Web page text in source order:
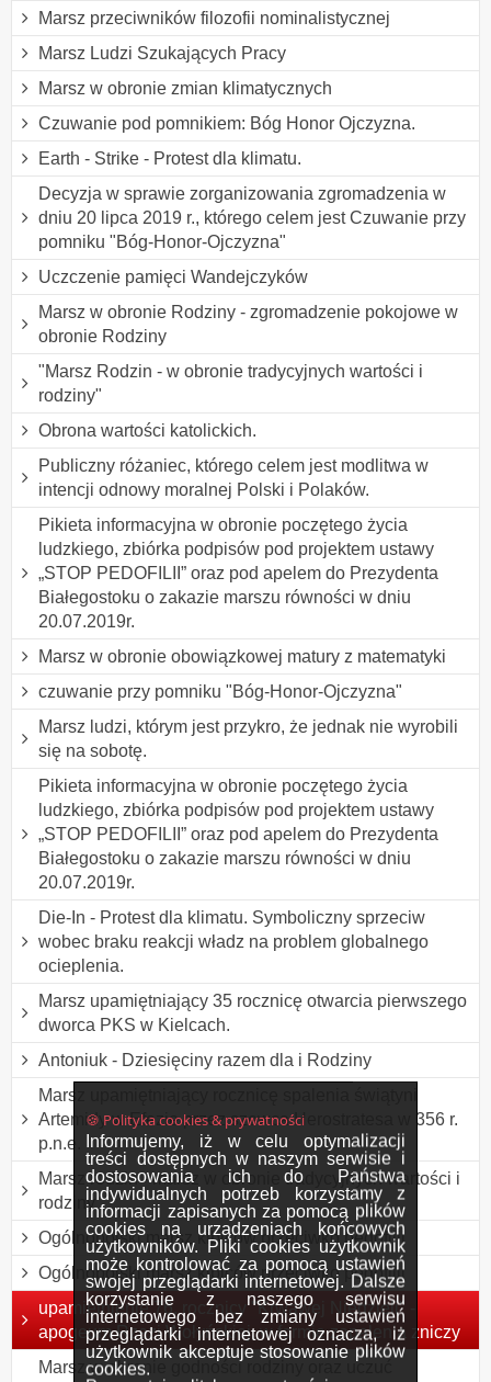
🍪 Polityka cookies & prywatności
Informujemy, iż w celu optymalizacji
treści dostępnych w naszym serwisie i
dostosowania ich do Państwa
indywidualnych potrzeb korzystamy z
informacji zapisanych za pomocą plików
cookies na urządzeniach końcowych
użytkowników. Pliki cookies użytkownik
może kontrolować za pomocą ustawień
swojej przeglądarki internetowej. Dalsze
korzystanie z naszego serwisu
internetowego bez zmiany ustawień
przeglądarki internetowej oznacza, iż
użytkownik akceptuje stosowanie plików
cookies.
Marsz przeciwników filozofii nominalistycznej
Marsz Ludzi Szukających Pracy
Marsz w obronie zmian klimatycznych
Czuwanie pod pomnikiem: Bóg Honor Ojczyzna.
Earth - Strike - Protest dla klimatu.
Decyzja w sprawie zorganizowania zgromadzenia w
dniu 20 lipca 2019 r., którego celem jest Czuwanie przy
pomniku "Bóg-Honor-Ojczyzna"
Uczczenie pamięci Wandejczyków
Marsz w obronie Rodziny - zgromadzenie pokojowe w
obronie Rodziny
"Marsz Rodzin - w obronie tradycyjnych wartości i
rodziny"
Obrona wartości katolickich.
Publiczny różaniec, którego celem jest modlitwa w
intencji odnowy moralnej Polski i Polaków.
Pikieta informacyjna w obronie poczętego życia
ludzkiego, zbiórka podpisów pod projektem ustawy
„STOP PEDOFILII” oraz pod apelem do Prezydenta
Białegostoku o zakazie marszu równości w dniu
20.07.2019r.
Marsz w obronie obowiązkowej matury z matematyki
czuwanie przy pomniku "Bóg-Honor-Ojczyzna"
Marsz ludzi, którym jest przykro, że jednak nie wyrobili
się na sobotę.
Pikieta informacyjna w obronie poczętego życia
ludzkiego, zbiórka podpisów pod projektem ustawy
„STOP PEDOFILII” oraz pod apelem do Prezydenta
Białegostoku o zakazie marszu równości w dniu
20.07.2019r.
Die-In - Protest dla klimatu. Symboliczny sprzeciw
wobec braku reakcji władz na problem globalnego
ocieplenia.
Marsz upamiętniający 35 rocznicę otwarcia pierwszego
dworca PKS w Kielcach.
Antoniuk - Dziesięciny razem dla i Rodziny
Marsz upamiętniający rocznicę spalenia świątyni
Artemidy w Efezie przez szewca Herostratesa w 356 r.
p.n.e.
Marsz rodzin - marsz w obronie tradycyjnych wartości i
rodziny
Ogólnopolski marsz kibiców przeciwko pedofilii
Ogólnopolski marsz kibiców przeciwko pedofilii
upamiętnienie 76. rocznicy "Krwawej Niedzieli" -
apogeum Rzezi Wołyńskiej, w formie zapalenia zniczy
Marsz w obronie godności rodziny oraz uczuć